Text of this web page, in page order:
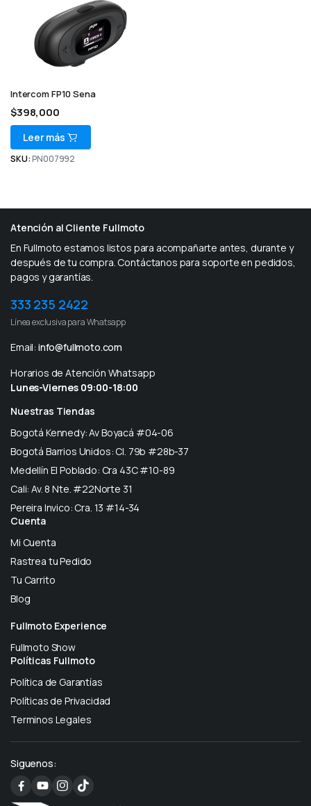
Intercom FP10 Sena
$398,000
Leer más
SKU: PN007992
Atención al Cliente Fullmoto
En Fullmoto estamos listos para acompañarte antes, durante y
después de tu compra. Contáctanos para soporte en pedidos,
pagos y garantías.
333 235 2422
Línea exclusiva para Whatsapp
Email: info@fullmoto.com
Horarios de Atención Whatsapp
Lunes-Viernes 09:00-18:00
Nuestras Tiendas
Bogotá Kennedy: Av Boyacá #04-06
Bogotá Barrios Unidos: Cl. 79b #28b-37
Medellín El Poblado: Cra 43C #10-89
Cali: Av. 8 Nte. #22Norte 31
Pereira Invico: Cra. 13 #14-34
Cuenta
Mi Cuenta
Rastrea tu Pedido
Tu Carrito
Blog
Fullmoto Experience
Fullmoto Show
Políticas Fullmoto
Política de Garantías
Políticas de Privacidad
Terminos Legales
Siguenos: